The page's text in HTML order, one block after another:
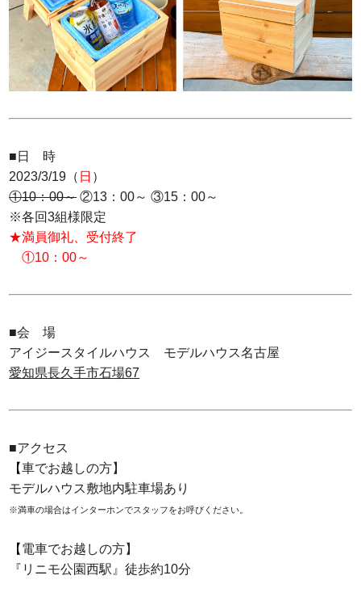
■日 時
2023/3/19（ 日 ）
①10：00～②13：00～ ③15：00～
※各回3組様限定
★満員御礼、受付終了
①10：00～
■会 場
アイジースタイルハウス モデルハウス名古屋
愛知県長久手市石場67
■アクセス
【車でお越しの方】
モデルハウス敷地内駐車場あり
※満車の場合はインターホンでスタッフをお呼びください。
【 電車でお越しの方】
『リニモ公園西駅』徒歩約10分